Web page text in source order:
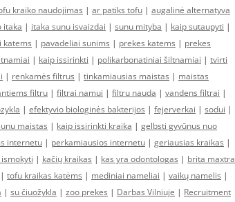
kraiko naudojimas | ar patiks tofu | augalinė alternatyva
itaka | itaka sunu isvaizdai | sunu mityba | kaip sutaupyti |
katems | pavadeliai sunims | prekes katems | prekes
| kaip issirinkti | polikarbonatiniai šiltnamiai | tvirti
| renkamės filtrus | tinkamiausias maistas | maistas
filtru | filtrai namui | filtru nauda | vandens filtrai |
| efektyvio biologinės bakterijos | fejerverkai | sodui |
maistas | kaip issirinkti kraika | gelbsti gyvūnus nuo
internetu | perkamiausios internetu | geriausias kraikas |
| kačių kraikas | kas yra odontologas | brita maxtra
| tofu kraikas katėms | mediniai nameliai | vaikų namelis |
| su čiuožykla | zoo prekes | Darbas Vilniuje | Recruitment